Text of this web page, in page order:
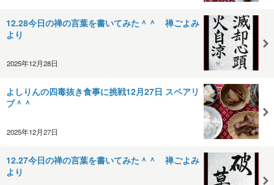
12.28今日の禅の言葉を書いてみた＾＾ 禅ごよみ
より
2025年12月28日
よしりんの四毒抜き食事に挑戦12月27日 スペアリ
ブ＾＾
2025年12月27日
12.27今日の禅の言葉を書いてみた＾＾ 禅ごよみ
より